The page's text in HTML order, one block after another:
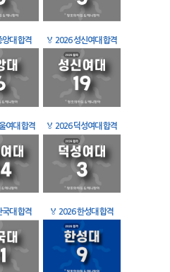
앙대 합격 🏅 2026 성신여대 합격
여대 합격 🏅 2026 덕성여대 합격
국대 합격 🏅 2026 한성대 합격